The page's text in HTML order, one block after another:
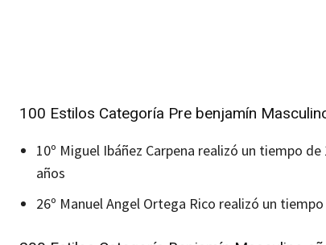
100 Estilos Categoría Pre benjamín
10º Miguel Ibáñez Carpena realizó un tiempo
años
26º Manuel Angel Ortega Rico realizó un tiempo